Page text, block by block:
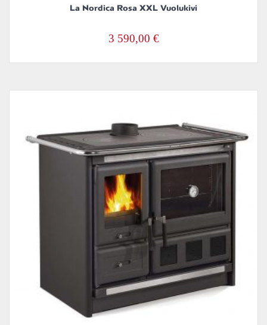
La Nordica Rosa XXL Vuolukivi
3 590,00 €